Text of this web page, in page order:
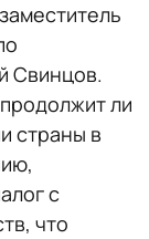
заместитель
Свинцов.
ли
страны в
с
что